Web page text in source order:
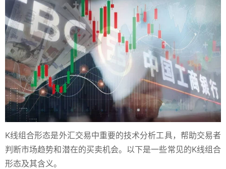
K线组合形态是外汇交易中重要的技术分析工具，帮助交易者
判断市场趋势和潜在的买卖机会。以下是一些常见的K线组合
形态及其含义。